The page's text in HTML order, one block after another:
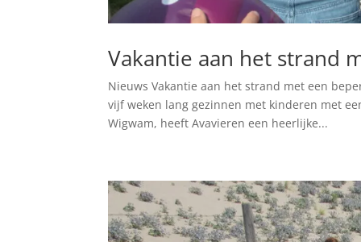
Vakantie aan het strand
Nieuws Vakantie aan het strand met een
vijf weken lang gezinnen met kinderen met
Wigwam, heeft Avavieren een heerlijke...